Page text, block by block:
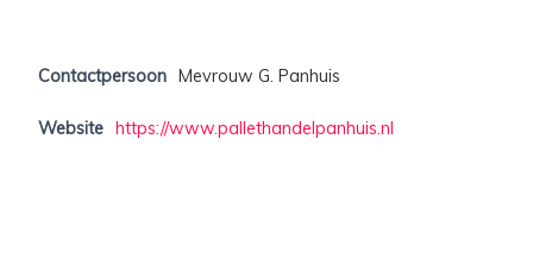
Contactpersoon Mevrouw G. Panhuis
Website https://www.pallethandelpanhuis.nl